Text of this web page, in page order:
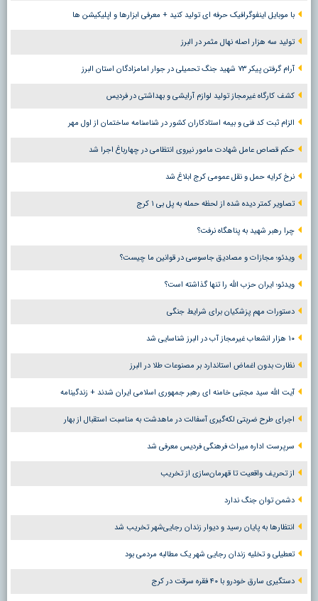
با موبایل اینفوگرافیک حرفه ای تولید کنید + معرفی ابزارها و اپلیکیشن ها
تولید سه هزار اصله نهال مثمر در البرز
آرام گرفتن پیکر ۷۳ شهید جنگ تحمیلی در جوار امامزادگان استان البرز
کشف کارگاه غیرمجاز تولید لوازم آرایشی و بهداشتی در فردیس
الزام ثبت کد فنی و بیمه استادکاران کشور در شناسنامه ساختمان از اول مهر
حکم قصاص عامل شهادت مامور نیروی انتظامی در چهارباغ اجرا شد
نرخ کرایه حمل و نقل عمومی کرج ابلاغ شد
تصاویر کمتر دیده شده از لحظه حمله به پل بی ۱ کرج
چرا رهبر شهید به پناهگاه نرفت؟
ویدئو؛ مجازات و مصادیق جاسوسی در قوانین ما چیست؟
ویدئو؛ ایران حزب الله را تنها گذاشته است؟
دستورات مهم پزشکیان برای شرایط جنگی
۱۰ هزار انشعاب غیرمجاز آب در البرز شناسایی شد
نظارت بدون اغماض استاندارد بر مصنوعات طلا در البرز
آیت الله سید مجتبی خامنه ای رهبر جمهوری اسلامی ایران شدند + زندگینامه
اجرای طرح ضربتی لکه‌گیری آسفالت در ماهدشت به مناسبت استقبال از بهار
سرپرست اداره میراث فرهنگی فردیس معرفی شد
از تحریف واقعیت تا قهرمان‌سازی از تخریب
دشمن توان جنگ ندارد
انتظارها به پایان رسید و دیوار زندان رجایی‌شهر تخریب شد
تعطیلی و تخلیه زندان رجایی شهر یک مطالبه مردمی بود
دستگیری سارق خودرو با ۴۰ فقره سرقت در کرج